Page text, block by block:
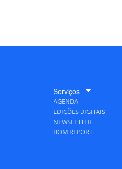
Serviços
AGENDA
EDIÇÕES DIGITAIS
NEWSLETTER
BOM REPORT